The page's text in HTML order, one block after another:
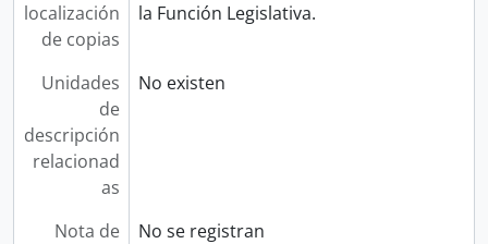
localización
de copias
la Función Legislativa.
Unidades
de
descripción
relacionad
as
No existen
Nota de
No se registran